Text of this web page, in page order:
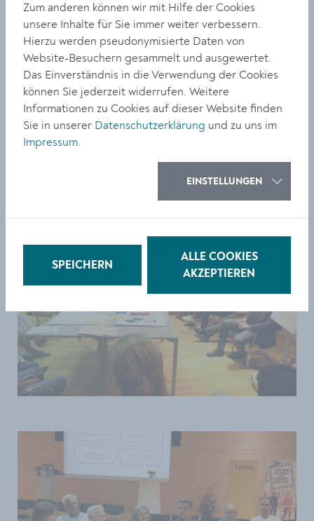
Zum anderen können wir mit Hilfe der Cookies
unsere Inhalte für Sie immer weiter verbessern.
Hierzu werden pseudonymisierte Daten von
Website-Besuchern gesammelt und ausgewertet.
Das Einverständnis in die Verwendung der Cookies
können Sie jederzeit widerrufen. Weitere
Informationen zu Cookies auf dieser Website finden
Sie in unserer Datenschutzerklärung und zu uns im
Impressum.
EINSTELLUNGEN
SPEICHERN
ALLE COOKIES
AKZEPTIEREN